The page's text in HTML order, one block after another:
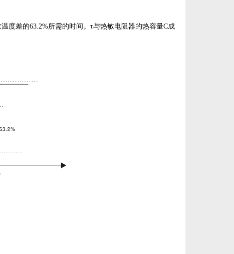
度差的63.2%所需的时间。τ与热敏电阻器的热容量C成